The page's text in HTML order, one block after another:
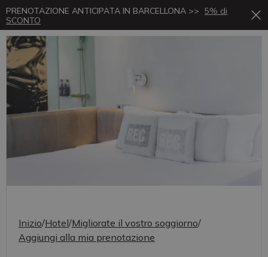
PRENOTAZIONE ANTICIPATA IN BARCELLONA >> 5% di
SCONTO
Inizio/Hotel/Migliorate il vostro soggiorno/
Aggiungi alla mia prenotazione